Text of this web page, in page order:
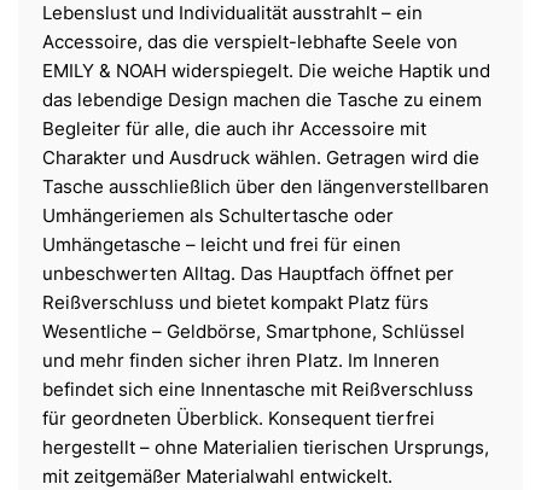
Lebenslust und Individualität ausstrahlt – ein
Accessoire, das die verspielt-lebhafte Seele von
EMILY & NOAH widerspiegelt. Die weiche Haptik und
das lebendige Design machen die Tasche zu einem
Begleiter für alle, die auch ihr Accessoire mit
Charakter und Ausdruck wählen. Getragen wird die
Tasche ausschließlich über den längenverstellbaren
Umhängeriemen als Schultertasche oder
Umhängetasche – leicht und frei für einen
unbeschwerten Alltag. Das Hauptfach öffnet per
Reißverschluss und bietet kompakt Platz fürs
Wesentliche – Geldbörse, Smartphone, Schlüssel
und mehr finden sicher ihren Platz. Im Inneren
befindet sich eine Innentasche mit Reißverschluss
für geordneten Überblick. Konsequent tierfrei
hergestellt – ohne Materialien tierischen Ursprungs,
mit zeitgemäßer Materialwahl entwickelt.